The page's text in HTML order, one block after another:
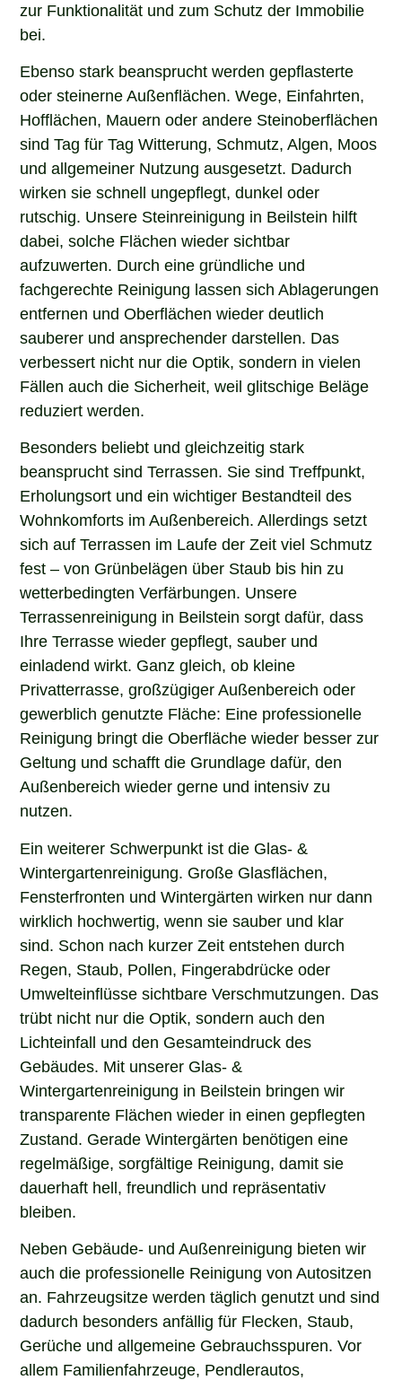
zur Funktionalität und zum Schutz der Immobilie
bei.
Ebenso stark beansprucht werden gepflasterte
oder steinerne Außenflächen. Wege, Einfahrten,
Hofflächen, Mauern oder andere Steinoberflächen
sind Tag für Tag Witterung, Schmutz, Algen, Moos
und allgemeiner Nutzung ausgesetzt. Dadurch
wirken sie schnell ungepflegt, dunkel oder
rutschig. Unsere Steinreinigung in Beilstein hilft
dabei, solche Flächen wieder sichtbar
aufzuwerten. Durch eine gründliche und
fachgerechte Reinigung lassen sich Ablagerungen
entfernen und Oberflächen wieder deutlich
sauberer und ansprechender darstellen. Das
verbessert nicht nur die Optik, sondern in vielen
Fällen auch die Sicherheit, weil glitschige Beläge
reduziert werden.
Besonders beliebt und gleichzeitig stark
beansprucht sind Terrassen. Sie sind Treffpunkt,
Erholungsort und ein wichtiger Bestandteil des
Wohnkomforts im Außenbereich. Allerdings setzt
sich auf Terrassen im Laufe der Zeit viel Schmutz
fest – von Grünbelägen über Staub bis hin zu
wetterbedingten Verfärbungen. Unsere
Terrassenreinigung in Beilstein sorgt dafür, dass
Ihre Terrasse wieder gepflegt, sauber und
einladend wirkt. Ganz gleich, ob kleine
Privatterrasse, großzügiger Außenbereich oder
gewerblich genutzte Fläche: Eine professionelle
Reinigung bringt die Oberfläche wieder besser zur
Geltung und schafft die Grundlage dafür, den
Außenbereich wieder gerne und intensiv zu
nutzen.
Ein weiterer Schwerpunkt ist die Glas- &
Wintergartenreinigung. Große Glasflächen,
Fensterfronten und Wintergärten wirken nur dann
wirklich hochwertig, wenn sie sauber und klar
sind. Schon nach kurzer Zeit entstehen durch
Regen, Staub, Pollen, Fingerabdrücke oder
Umwelteinflüsse sichtbare Verschmutzungen. Das
trübt nicht nur die Optik, sondern auch den
Lichteinfall und den Gesamteindruck des
Gebäudes. Mit unserer Glas- &
Wintergartenreinigung in Beilstein bringen wir
transparente Flächen wieder in einen gepflegten
Zustand. Gerade Wintergärten benötigen eine
regelmäßige, sorgfältige Reinigung, damit sie
dauerhaft hell, freundlich und repräsentativ
bleiben.
Neben Gebäude- und Außenreinigung bieten wir
auch die professionelle Reinigung von Autositzen
an. Fahrzeugsitze werden täglich genutzt und sind
dadurch besonders anfällig für Flecken, Staub,
Gerüche und allgemeine Gebrauchsspuren. Vor
allem Familienfahrzeuge, Pendlerautos,